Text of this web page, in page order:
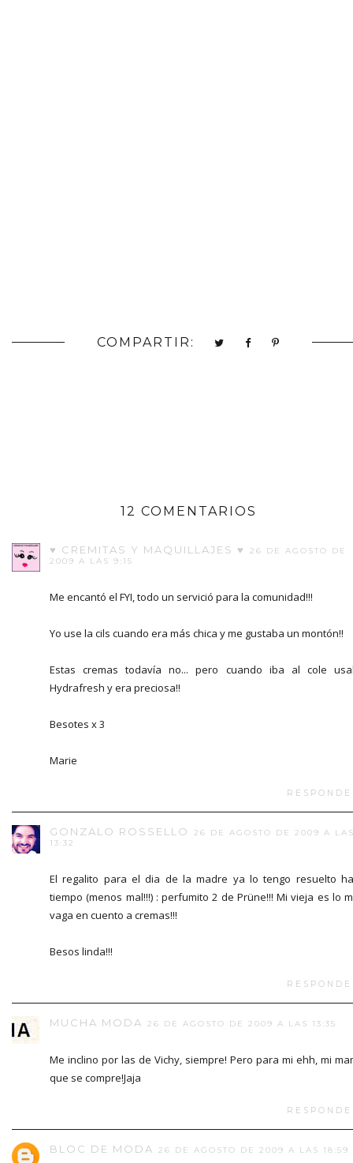
COMPARTIR:
12 COMENTARIOS
♥ CREMITAS Y MAQUILLAJES ♥
26 DE AGOSTO DE
2009 A LAS 9:15
Me encantó el FYI, todo un servició para la comunidad!!!
Yo use la cils cuando era más chica y me gustaba un montón!!
Estas cremas todavía no... pero cuando iba al cole
Hydrafresh y era preciosa!!
Besotes x 3
Marie
GONZALO ROSSELLO
26 DE AGOSTO DE 2009 A
13:32
El regalito para el dia de la madre ya lo tengo resuelto
tiempo (menos mal!!!) : perfumito 2 de Prüne!!! Mi vieja es lo
vaga en cuento a cremas!!!
Besos linda!!!
MUCHA MODA 26 DE AGOSTO DE 2009 A LAS 13:35
Me inclino por las de Vichy, siempre! Pero para mi ehh, mi
que se compre!Jaja
BLOC DE MODA 26 DE AGOSTO DE 2009 A LAS 18:59